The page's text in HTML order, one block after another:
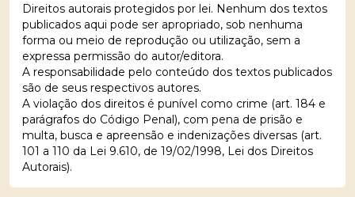
Direitos autorais protegidos por lei. Nenhum dos textos
publicados aqui pode ser apropriado, sob nenhuma
forma ou meio de reprodução ou utilização, sem a
expressa permissão do autor/editora.
A responsabilidade pelo conteúdo dos textos publicados
são de seus respectivos autores.
A violação dos direitos é punível como crime (art. 184 e
parágrafos do Código Penal), com pena de prisão e
multa, busca e apreensão e indenizações diversas (art.
101 a 110 da Lei 9.610, de 19/02/1998, Lei dos Direitos
Autorais).